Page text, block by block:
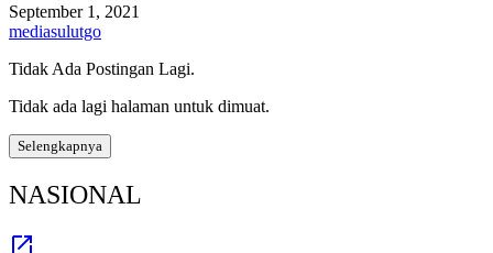
September 1, 2021
mediasulutgo
Tidak Ada Postingan Lagi.
Tidak ada lagi halaman untuk dimuat.
Selengkapnya
NASIONAL